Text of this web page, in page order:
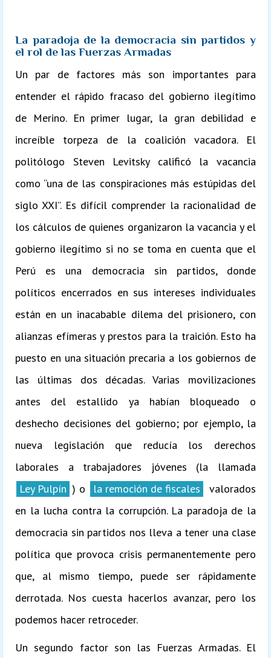
La paradoja de la democracia sin partidos y
el rol de las Fuerzas Armadas
Un par de factores más son importantes para
entender el rápido fracaso del gobierno ilegítimo
de Merino. En primer lugar, la gran debilidad e
increíble torpeza de la coalición vacadora. El
politólogo Steven Levitsky calificó la vacancia
como “una de las conspiraciones más estúpidas del
siglo XXI”. Es difícil comprender la racionalidad de
los cálculos de quienes organizaron la vacancia y el
gobierno ilegítimo si no se toma en cuenta que el
Perú es una democracia sin partidos, donde
políticos encerrados en sus intereses individuales
están en un inacabable dilema del prisionero, con
alianzas efímeras y prestos para la traición. Esto ha
puesto en una situación precaria a los gobiernos de
las últimas dos décadas. Varias movilizaciones
antes del estallido ya habían bloqueado o
deshecho decisiones del gobierno; por ejemplo, la
nueva legislación que reducía los derechos
laborales a trabajadores jóvenes (la llamada
Ley Pulpín ) o la remoción de fiscales
valorados
en la lucha contra la corrupción. La paradoja de la
democracia sin partidos nos lleva a tener una clase
política que provoca crisis permanentemente pero
que, al mismo tiempo, puede ser rápidamente
derrotada. Nos cuesta hacerlos avanzar, pero los
podemos hacer retroceder.
Un segundo factor son las Fuerzas Armadas. El